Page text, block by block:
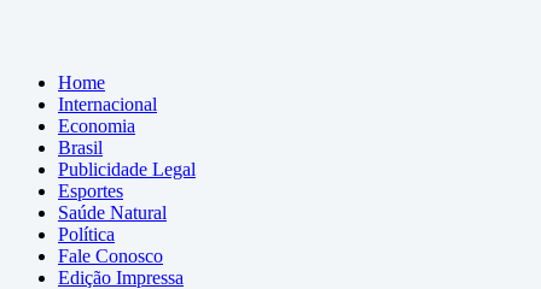
Home
Internacional
Economia
Brasil
Publicidade Legal
Esportes
Saúde Natural
Política
Fale Conosco
Edição Impressa